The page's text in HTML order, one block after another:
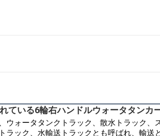
ている6輪右ハンドルウォータタンカ
ウォータタンクトラック、散水トラック、
ラック、水輸送トラックとも呼ばれ、輸